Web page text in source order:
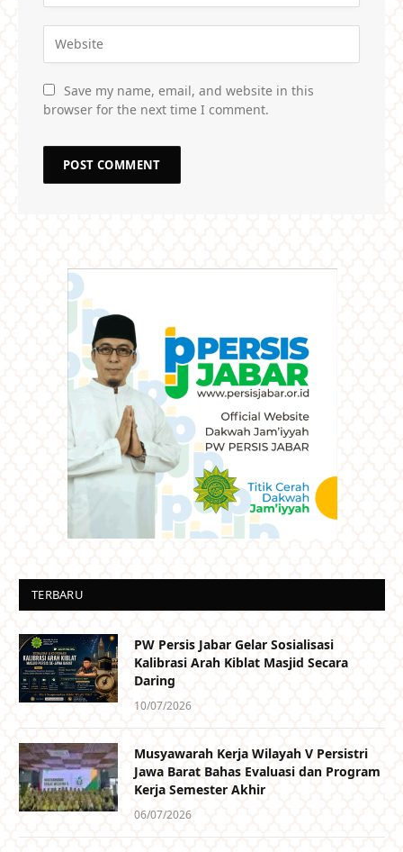
Save my name, email, and website in this
browser for the next time I comment.
TERBARU
PW Persis Jabar Gelar Sosialisasi
Kalibrasi Arah Kiblat Masjid Secara
Daring
10/07/2026
Musyawarah Kerja Wilayah V Persistri
Jawa Barat Bahas Evaluasi dan Program
Kerja Semester Akhir
06/07/2026